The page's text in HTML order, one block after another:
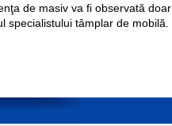
de masiv va fi observată doar
specialistului tâmplar de mobilă.